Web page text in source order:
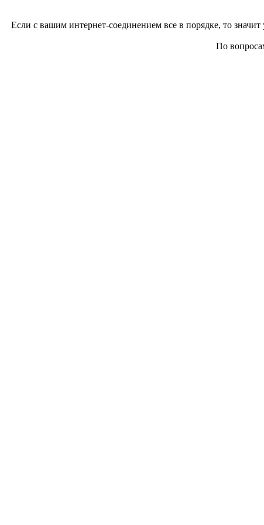
Если с вашим интернет-соединением все в порядке, то
По